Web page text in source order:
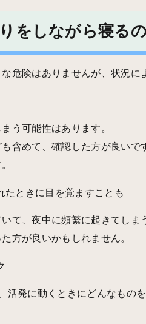
をしながら寝る
危険はありませんが、状況に
う可能性はあります。
含めて、確認した方が良いで
たときに目を覚ますことも
て、夜中に頻繁に起きてしま
方が良いかもしれません。
活発に動くときにどんなもの